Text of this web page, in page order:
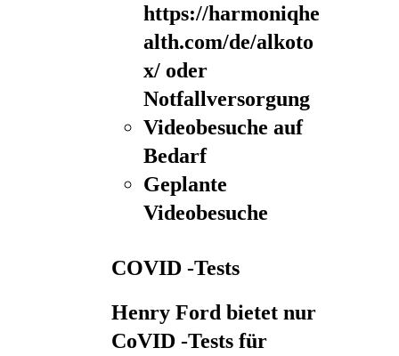
https://harmoniqhe
alth.com/de/alkoto
x/ oder
Notfallversorgung
Videobesuche auf
Bedarf
Geplante
Videobesuche
COVID -Tests
Henry Ford bietet nur
CoVID -Tests für